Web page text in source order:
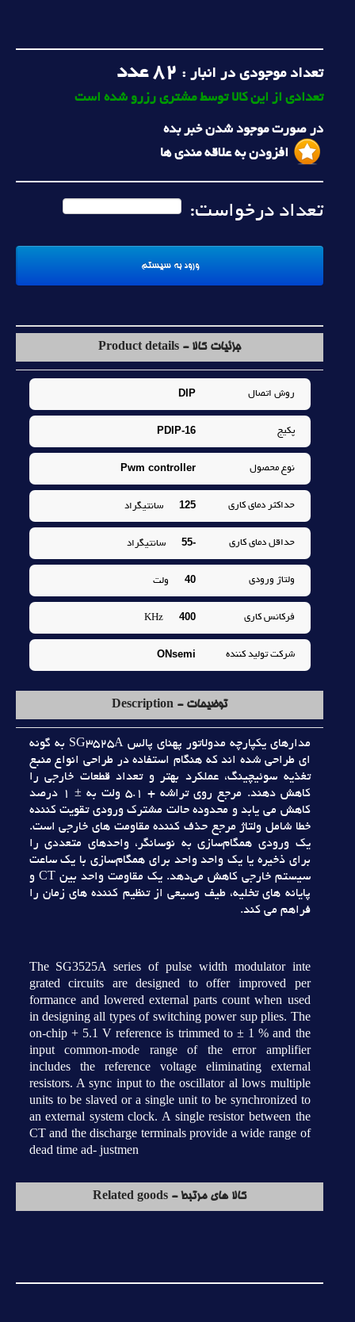
تعداد موجودی در انبار : 82 عدد
تعدادی از این کالا توسط مشتری رزرو شده است
در صورت موجود شدن خبر بده
افزودن به علاقه مندی ها
تعداد درخواست:
جزئیات کالا - Product details
روش اتصال DIP
پکيج PDIP-16
نوع محصول Pwm controller
حداکثر دماي کاري 125 سانتيگراد
حداقل دماي کاري -55 سانتيگراد
ولتاژ ورودي 40 ولت
فرکانس کاري 400
KHz
شرکت توليد کننده ONsemi
توضیحات - Description
مدارهاي يکپارچه مدولاتور پهناي پالس SG3525A به گونه
اي طراحي شده اند که هنگام استفاده در طراحي انواع منبع
تغذيه سوئيچينگ، عملکرد بهتر و تعداد قطعات خارجي را
کاهش دهند. مرجع روي تراشه + 5.1 ولت به ± 1 درصد
کاهش مي يابد و محدوده حالت مشترک ورودي تقويت کننده
خطا شامل ولتاژ مرجع حذف کننده مقاومت هاي خارجي است.
يک ورودي همگام‌سازي به نوسانگر، واحدهاي متعددي را
براي ذخيره يا يک واحد واحد براي همگام‌سازي با يک ساعت
سيستم خارجي کاهش مي‌دهد. يک مقاومت واحد بين CT و
پايانه هاي تخليه، طيف وسيعي از تنظيم کننده هاي زمان را
فراهم مي کند.
The SG3525A series of pulse width modulator inte
grated circuits are designed to offer improved per
formance and lowered external parts count when used
in designing all types of switching power sup plies. The
on-chip + 5.1 V reference is trimmed to ± 1 % and the
input common-mode range of the error amplifier
includes the reference voltage eliminating external
resistors. A sync input to the oscillator al lows multiple
units to be slaved or a single unit to be synchronized to
an external system clock. A single resistor between the
CT and the discharge terminals provide a wide range of
dead time ad- justmen
کالا های مرتبط - Related goods